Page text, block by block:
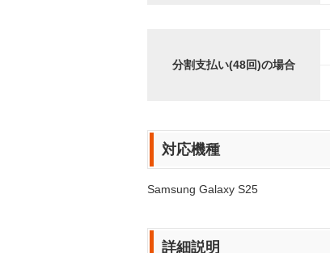
分割支払い(48回)の場合
対応機種
Samsung Galaxy S25
詳細説明